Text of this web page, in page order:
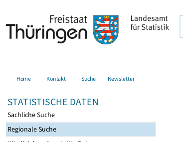
Home Kontakt Suche Newsletter
STATISTISCHE DATEN
Sachliche Suche
Regionale Suche